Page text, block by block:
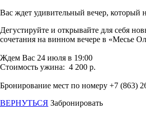
Вас ждет удивительный вечер, который
Дегустируйте и открывайте для себя
сочетания на винном вечере в «Месье
Ждем Вас 24 июля в 19:00
Стоимость ужина: 4 200 р.
Бронирование мест по номеру +7 (863)
ВЕРНУТЬСЯ Забронировать